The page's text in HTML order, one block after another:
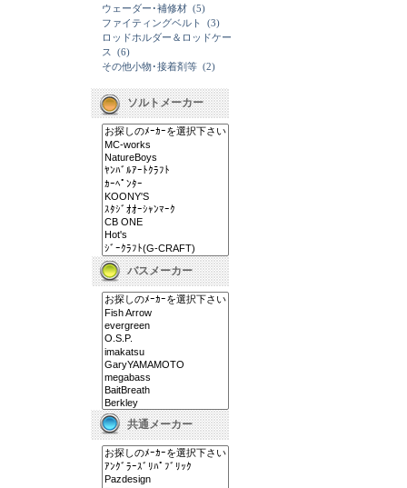
ウェーダー･補修材 (5)
ファイティングベルト
(3)
ロッドホルダー＆ロッドケー
ス
(6)
その他小物･接着剤等 (2)
ソルトメーカー
バスメーカー
共通メーカー